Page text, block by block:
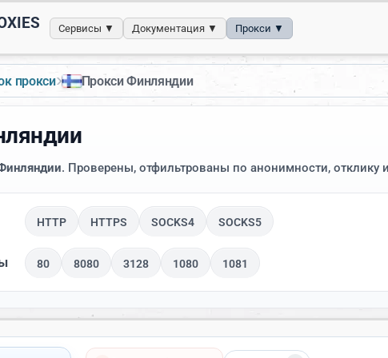
Сервисы ▼ Документация ▼ Прокси ▼
прокси› Прокси Финляндии
. Проверены, отфильтрованы по анонимности, отклику
HTTP HTTPS SOCKS4 SOCKS5
80 8080 3128 1080 1081